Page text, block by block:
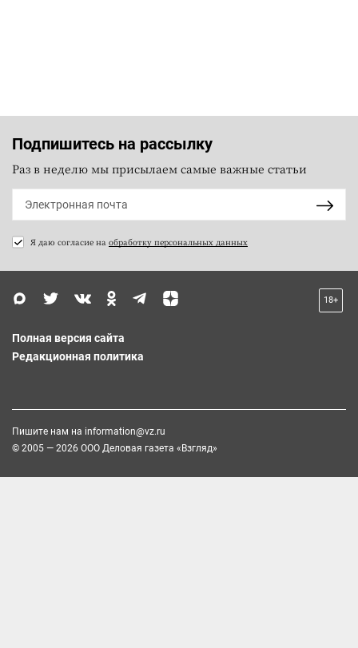
Подпишитесь на рассылку
Раз в неделю мы присылаем самые важные статьи
Я даю согласие на обработку персональных данных
18+
Полная версия сайта
Редакционная политика
Пишите нам на information@vz.ru
© 2005 — 2026 ООО Деловая газета «Взгляд»